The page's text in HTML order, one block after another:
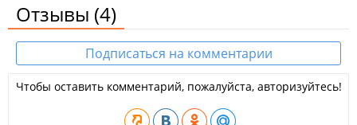
Отзывы (4)
Подписаться на комментарии
Чтобы оставить комментарий, пожалуйста, авторизуйтесь!